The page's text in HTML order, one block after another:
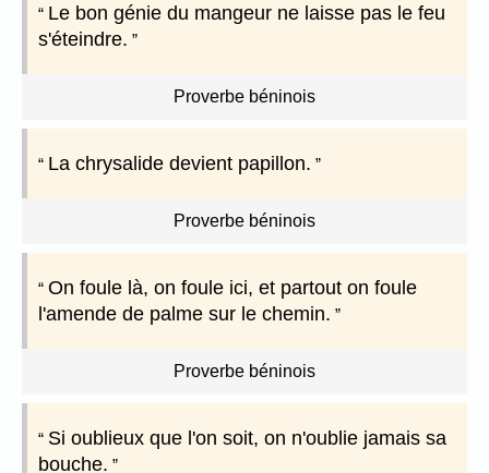
Le bon génie du mangeur ne laisse pas le feu
s'éteindre.
Proverbe béninois
La chrysalide devient papillon.
Proverbe béninois
On foule là, on foule ici, et partout on foule
l'amende de palme sur le chemin.
Proverbe béninois
Si oublieux que l'on soit, on n'oublie jamais sa
bouche.